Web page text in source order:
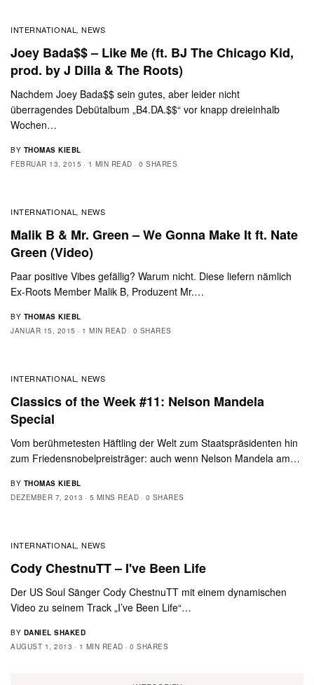
INTERNATIONAL ,NEWS
Joey Bada$$ – Like Me (ft. BJ The Chicago Kid,
prod. by J Dilla & The Roots)
Nachdem Joey Bada$$ sein gutes, aber leider nicht
überragendes Debütalbum „B4.DA.$$“ vor knapp dreieinhalb
Wochen…
BY THOMAS KIEBL
FEBRUAR 13, 2015
1 MIN READ 0 SHARES
INTERNATIONAL ,NEWS
Malik B & Mr. Green – We Gonna Make It ft. Nate
Green (Video)
Paar positive Vibes gefällig? Warum nicht. Diese liefern nämlich
Ex-Roots Member Malik B, Produzent Mr.…
BY THOMAS KIEBL
JANUAR 15, 2015
1 MIN READ 0 SHARES
INTERNATIONAL ,NEWS
Classics of the Week #11: Nelson Mandela
Special
Vom berühmetesten Häftling der Welt zum Staatspräsidenten hin
zum Friedensnobelpreisträger: auch wenn Nelson Mandela am…
BY THOMAS KIEBL
DEZEMBER 7, 2013
5 MINS READ 0 SHARES
INTERNATIONAL ,NEWS
Cody ChestnuTT – I've Been Life
Der US Soul Sänger Cody ChestnuTT mit einem dynamischen
Video zu seinem Track „I’ve Been Life“…
BY DANIEL SHAKED
AUGUST 1, 2013
1 MIN READ 0 SHARES